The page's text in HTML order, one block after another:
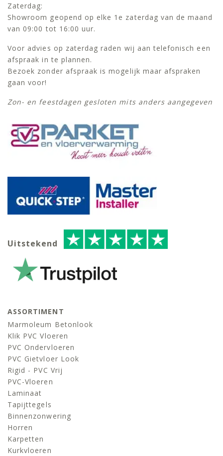
Zaterdag:
Showroom geopend op elke 1e zaterdag van de maand
van 09:00 tot 16:00 uur.
Voor advies op zaterdag raden wij aan telefonisch een
afspraak in te plannen.
Bezoek zonder afspraak is mogelijk maar afspraken
gaan voor!
Zon- en feestdagen gesloten mits anders aangegeven
Uitstekend
ASSORTIMENT
Marmoleum Betonlook
Klik PVC Vloeren
PVC Ondervloeren
PVC Gietvloer Look
Rigid - PVC Vrij
PVC-Vloeren
Laminaat
Tapijttegels
Binnenzonwering
Horren
Karpetten
Kurkvloeren